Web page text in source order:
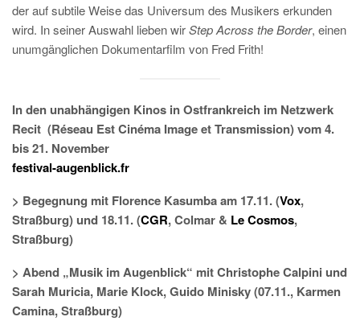
der auf subtile Weise das Universum des Musikers erkunden
wird. In seiner Auswahl lieben wirStep Across the Border, einen
unumgänglichen Dokumentarfilm von Fred Frith!
In den unabhängigen Kinos in Ostfrankreich im Netzwerk
Recit (Réseau Est Cinéma Image et Transmission) vom 4.
bis 21. November
festival-augenblick.fr
> Begegnung mit Florence Kasumba am 17.11. (Vox,
Straßburg) und 18.11. (CGR, Colmar & Le Cosmos,
Straßburg)
> Abend „Musik im Augenblick“ mit Christophe Calpini und
Sarah Muricia, Marie Klock, Guido Minisky (07.11., Karmen
Camina, Straßburg)